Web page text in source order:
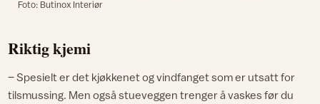
Foto: Butinox Interiør
Riktig kjemi
– Spesielt er det kjøkkenet og vindfanget som er utsatt for
tilsmussing. Men også stueveggen trenger å vaskes før du